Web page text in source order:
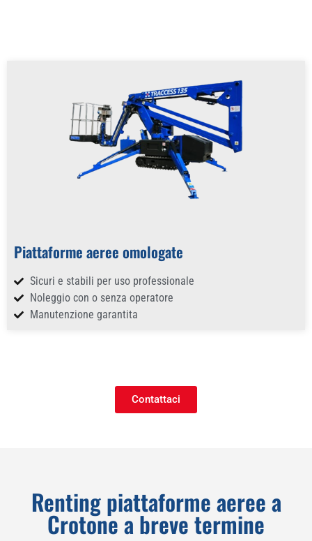
Piattaforme aeree omologate
Sicuri e stabili per uso professionale
Noleggio con o senza operatore
Manutenzione garantita
Contattaci
Renting piattaforme aeree a
Crotone a breve termine